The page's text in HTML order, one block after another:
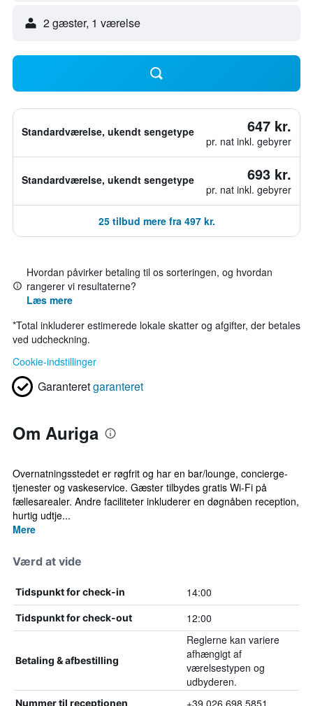
2 gæster, 1 værelse
Standardværelse, ukendt sengetype 647 kr.
pr. nat inkl. gebyrer
Standardværelse, ukendt sengetype 693 kr.
pr. nat inkl. gebyrer
25 tilbud mere fra 497 kr.
Hvordan påvirker betaling til os sorteringen, og hvordan
rangerer vi resultaterne?
Læs mere
*Total inkluderer estimerede lokale skatter og afgifter, der betales
ved udcheckning.
Cookie-indstillinger
Garanteretgaranteret
Om Auriga
Overnatningsstedet er røgfrit og har en bar/lounge, concierge-
tjenester og vaskeservice. Gæster tilbydes gratis Wi-Fi på
fællesarealer. Andre faciliteter inkluderer en døgnåben reception,
hurtig udtje...
Mere
Værd at vide
Tidspunkt for check-in 14:00
Tidspunkt for check-out 12:00
Betaling & afbestilling
Reglerne kan variere
afhængigt af
værelsestypen og
udbyderen.
Nummer til receptionen +39 026 698 5851